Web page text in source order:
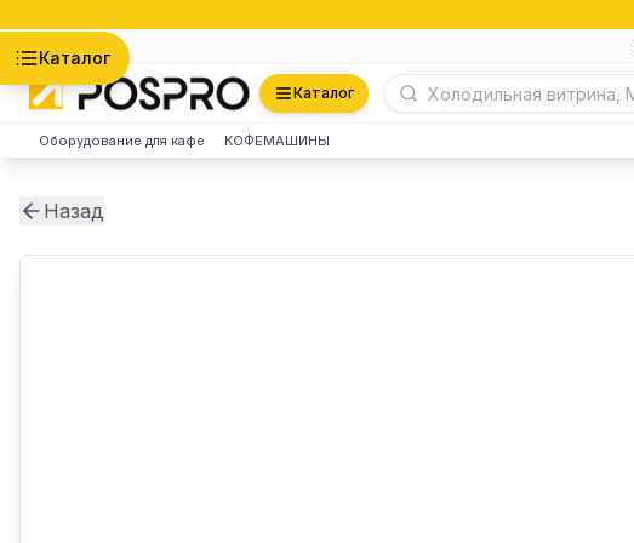
Каталог
Каталог
Оборудование для кафе КОФЕМАШИНЫ
Назад